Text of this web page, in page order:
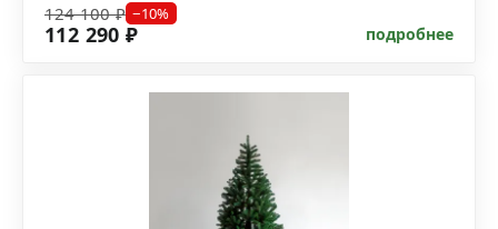
124 100 ₽ −10%
112 290 ₽ подробнее